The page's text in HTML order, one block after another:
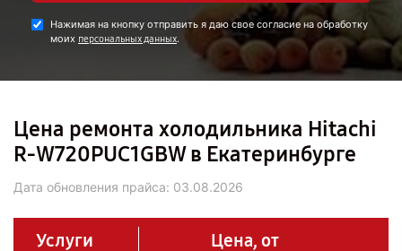
Нажимая на кнопку отправить я даю свое согласие на обработку
моих персональных данных.
Цена ремонта холодильника Hitachi
R-W720PUC1GBW в Екатеринбурге
Дата обновления прайса: 03.08.2026
Услуги Цена, от